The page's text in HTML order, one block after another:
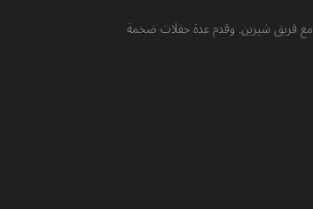
علاء فؤاد مغني مصري وملحن موهوب. شارك في الموسم الثاني من برنامج "ذا فويس" عام 2013 مع فريق شيرين. وقدم عدة حفلات ضخمة